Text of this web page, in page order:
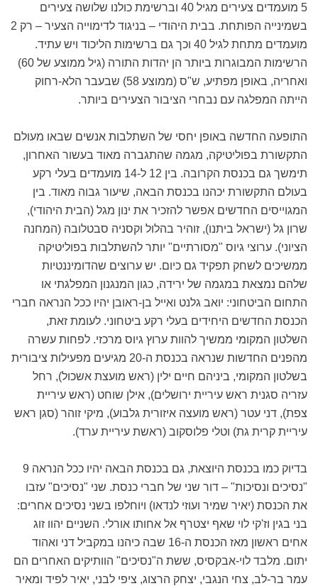
5 מועמדים צעירים מגיל 40 וברשימת כולנו שלושה צעירים
בשמינייה הפותחת. בבית היהודי – בניגוד לדימוייה הצעיר – רק 2
מועמדים מתחת לגיל 40 וכך גם ברשימות הליכוד ויש עתיד.
הרשימות המבוגרות ביותר הן יהדות התורה (גיל ממוצע של 60)
ואחריה, באופן מפתיע, ש"ס (ממוצע 58) שבעבר הלא-רחוק
הייתה המפלגה עם נבחרי הציבור הצעירים ביותר.
התופעה החדשה באופן יחסי של השתלבות אנשים שבאו מעולם
התקשורת בפוליטיקה, מגמה שהתגברה מאוד בעשור האחרון,
תימשך גם בכנסת הקרובה. בין 12 ל-14 מועמדים בעלי רקע
בעולם התקשורת יכהנו בכנסת הבאה, שיעור גבוה מאוד. בין
המגוייסים החדשים אפשר להזכיר את ינון מגל (הבית היהודי),
שרון גל (ישראל ביתנו), זוהיר בהלול וקסניה סבטלובה (המחנה
הציוני). ערוצי גיוס "מסורתיים" יותר להשתלבות בפוליטיקה
ממשיכים לשחק תפקיד גם כיום. יש ערוצים שהדומיננטיות
שלהם נמצאת במגמה של ירידה, כגון המנגנון המפלגתי או
התחום הביטחוני: יואב גלנט ואייל בן-ראובן יהיו ככל הנראה חברי
הכנסת החדשים היחידים בעלי רקע ביטחוני. לעומת זאת,
השלטון המקומי ממשיך להוות ערוץ גיוס מרכזי. לפחות עשרה
מהפנים החדשות שנראה בכנסת ה-20 מגיעים מפעילות ציבורית
בשלטון המקומי, ביניהם חיים ילין (ראש מועצת אשכול), רחל
עזריה סגנית ראש עיריית ירושלים), אילן שוחט (ראש עיריית
צפת), דני עטר (ראש מועצה איזורית גלבוע), מיקי זוהר (סגן ראש
עיריית קרית גת) וטלי פלוסקוב (ראשת עיריית ערד).
בדיוק כמו בכנסת היוצאת, גם בכנסת הבאה יהיו ככל הנראה 9
"נסיכים ונסיכות" – דור שני של חברי כנסת. שני "נסיכים" עזבו
את הכנסת (יאיר שמיר ועוזי לנדאו) ויוחלפו בשני נסיכים אחרים:
בני בגין וז'קי לוי שאף יצטרף אל אחותו אורלי. השניים יהוו זוג
אחים ראשון מאז הכנסת ה-16 שבה כיהנו במקביל דני ואהוד
יתום. מלבד לוי-אבקסיס, ששת ה"נסיכים" הוותיקים האחרים הם
עמר בר-לב, צחי הנגבי, יצחק הרצוג, ציפי לבני, יאיר לפיד ומאיר